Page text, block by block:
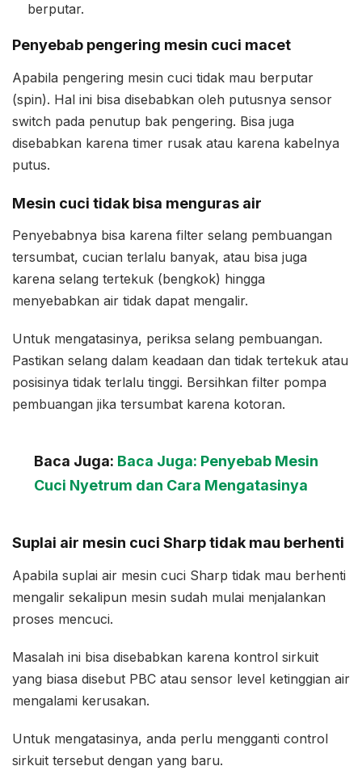
berputar.
Penyebab pengering mesin cuci macet
Apabila pengering mesin cuci tidak mau berputar
(spin). Hal ini bisa disebabkan oleh putusnya sensor
switch pada penutup bak pengering. Bisa juga
disebabkan karena timer rusak atau karena kabelnya
putus.
Mesin cuci tidak bisa menguras air
Penyebabnya bisa karena filter selang pembuangan
tersumbat, cucian terlalu banyak, atau bisa juga
karena selang tertekuk (bengkok) hingga
menyebabkan air tidak dapat mengalir.
Untuk mengatasinya, periksa selang pembuangan.
Pastikan selang dalam keadaan dan tidak tertekuk atau
posisinya tidak terlalu tinggi. Bersihkan filter pompa
pembuangan jika tersumbat karena kotoran.
Baca Juga: Baca Juga: Penyebab Mesin
Cuci Nyetrum dan Cara Mengatasinya
Suplai air mesin cuci Sharp tidak mau berhenti
Apabila suplai air mesin cuci Sharp tidak mau berhenti
mengalir sekalipun mesin sudah mulai menjalankan
proses mencuci.
Masalah ini bisa disebabkan karena kontrol sirkuit
yang biasa disebut PBC atau sensor level ketinggian air
mengalami kerusakan.
Untuk mengatasinya, anda perlu mengganti control
sirkuit tersebut dengan yang baru.